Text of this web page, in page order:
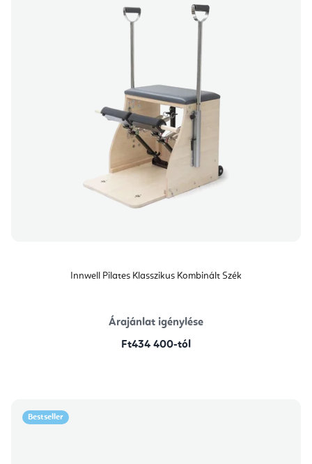
Innwell Pilates Klasszikus Kombinált Szék
Árajánlat igénylése
Ft434 400-tól
Bestseller